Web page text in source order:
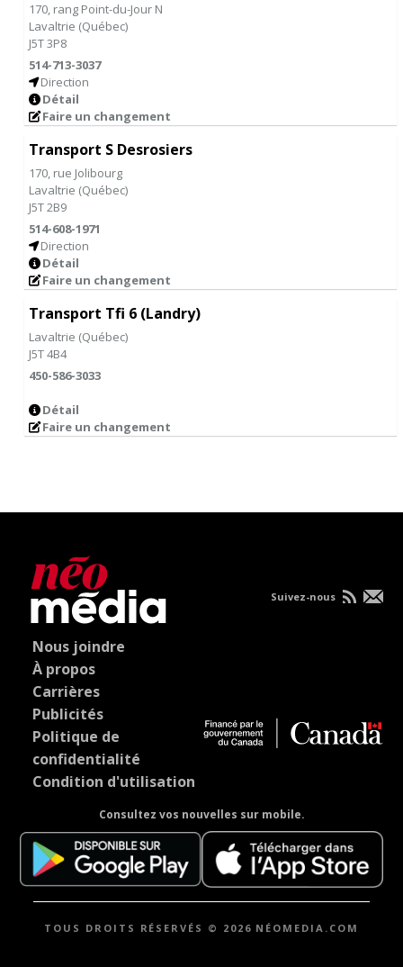
170, rang Point-du-Jour N
Lavaltrie (Québec)
J5T 3P8
514-713-3037
Direction
Détail
Faire un changement
Transport S Desrosiers
170, rue Jolibourg
Lavaltrie (Québec)
J5T 2B9
514-608-1971
Direction
Détail
Faire un changement
Transport Tfi 6 (Landry)
Lavaltrie (Québec)
J5T 4B4
450-586-3033
Détail
Faire un changement
Nous joindre
À propos
Carrières
Publicités
Politique de
confidentialité
Condition d'utilisation
Consultez vos nouvelles sur mobile.
Suivez-nous
TOUS DROITS RÉSERVÉS © 2026 NÉOMEDIA.COM